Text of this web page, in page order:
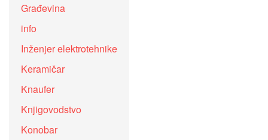
Građevina
info
Inženjer elektrotehnike
Keramičar
Knaufer
Knjigovodstvo
Konobar